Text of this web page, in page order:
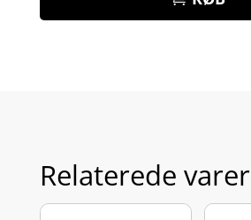
Relaterede varer